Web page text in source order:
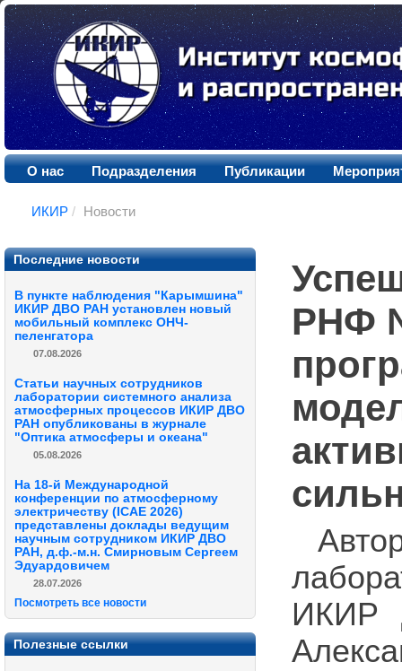
О нас Подразделения Публикации
ИКИР / Новости
Последние новости
В пункте наблюдения "Карымшина"
ИКИР ДВО РАН установлен новый
мобильный комплекс ОНЧ-
пеленгатора
07.08.2026
Статьи научных сотрудников
лаборатории системного анализа
атмосферных процессов ИКИР ДВО
РАН опубликованы в журнале
"Оптика атмосферы и океана"
05.08.2026
На 18-й Международной
конференции по атмосферному
электричеству (ICAE 2026)
представлены доклады ведущим
научным сотрудником ИКИР ДВО
РАН, д.ф.-м.н. Смирновым Сергеем
Эдуардовичем
28.07.2026
Посмотреть все новости
Полезные ссылки
РНФ
ИКИР